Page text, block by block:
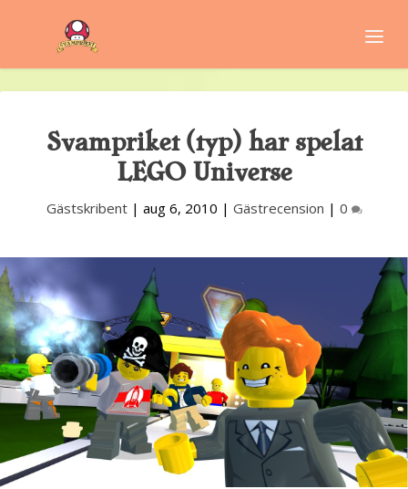
Svampriket (typ) har spelat
LEGO Universe
Gästskribent| aug 6, 2010 | Gästrecension | 0